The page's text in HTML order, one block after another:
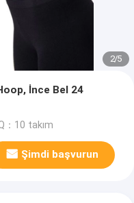
2/5
İnce Bel 24
：10 takım
Şimdi başvurun